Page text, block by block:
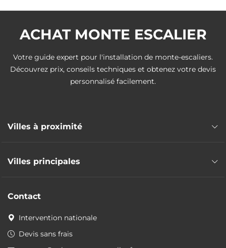
ACHAT MONTE ESCALIER
Votre guide expert pour l'installation de monte-escaliers.
Découvrez prix, conseils techniques et obtenez votre devis
personnalisé facilement.
Villes à proximité
Monte escalier Chaponnay
Monte escalier Saint-Laurent-de-Mure
Monte escalier Vénissieux
Villes principales
Monte escalier Villeurbanne
Monte escalier Bron
Contact
Intervention nationale
Devis sans frais